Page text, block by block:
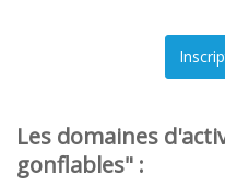
Les domaines
gonflables" :